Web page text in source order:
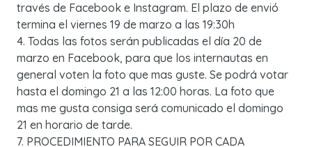
través de Facebook e Instagram. El plazo de envió
termina el viernes 19 de marzo a las 19:30h
4. Todas las fotos serán publicadas el día 20 de
marzo en Facebook, para que los internautas en
general voten la foto que mas guste. Se podrá votar
hasta el domingo 21 a las 12:00 horas. La foto que
mas me gusta consiga será comunicado el domingo
21 en horario de tarde.
7. PROCEDIMIENTO PARA SEGUIR POR CADA